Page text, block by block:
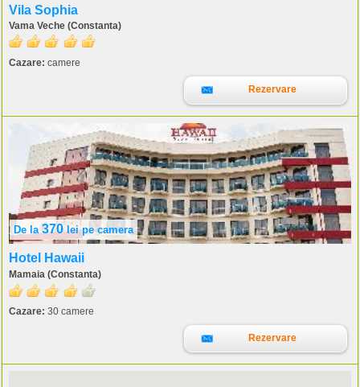
Vila Sophia
Vama Veche (Constanta)
Cazare: camere
Rezervare
De la 370leipe camera
Hotel Hawaii
Mamaia (Constanta)
Cazare: 30 camere
Rezervare